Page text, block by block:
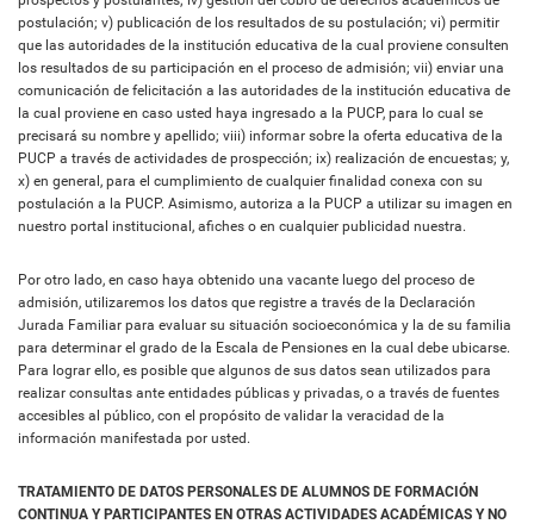
postulación; v) publicación de los resultados de su postulación; vi) permitir
que las autoridades de la institución educativa de la cual proviene consulten
los resultados de su participación en el proceso de admisión; vii) enviar una
comunicación de felicitación a las autoridades de la institución educativa de
la cual proviene en caso usted haya ingresado a la PUCP, para lo cual se
precisará su nombre y apellido; viii) informar sobre la oferta educativa de la
PUCP a través de actividades de prospección; ix) realización de encuestas; y,
x) en general, para el cumplimiento de cualquier finalidad conexa con su
postulación a la PUCP. Asimismo, autoriza a la PUCP a utilizar su imagen en
nuestro portal institucional, afiches o en cualquier publicidad nuestra.
Por otro lado, en caso haya obtenido una vacante luego del proceso de
admisión, utilizaremos los datos que registre a través de la Declaración
Jurada Familiar para evaluar su situación socioeconómica y la de su familia
para determinar el grado de la Escala de Pensiones en la cual debe ubicarse.
Para lograr ello, es posible que algunos de sus datos sean utilizados para
realizar consultas ante entidades públicas y privadas, o a través de fuentes
accesibles al público, con el propósito de validar la veracidad de la
información manifestada por usted.
TRATAMIENTO DE DATOS PERSONALES DE ALUMNOS DE FORMACIÓN
CONTINUA Y PARTICIPANTES EN OTRAS ACTIVIDADES ACADÉMICAS Y NO